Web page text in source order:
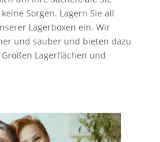
Sorgen. Lagern Sie all
Lagerboxen ein. Wir
und sauber und bieten dazu
Lagerflächen und